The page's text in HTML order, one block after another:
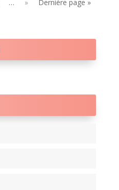
… » Dernière page »